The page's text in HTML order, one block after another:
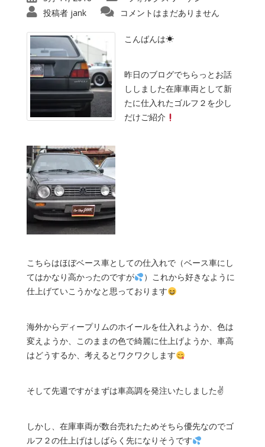
投稿者 jank コメントはまだありません
こんばんは☀
昨日のブログでちらっとお話
ししました在庫車両として新
たに仕入れたゴルフ２を少し
だけご紹介
こちらはほぼベース車としての仕入れで（ベース車にし
てはかなり高かったのですが
）これから好きなように
仕上げていこうかなと思っております
海外からディープリムのホイールを仕入れようか、色は
変えようか、このままの色で綺麗に仕上げようか、車高
はどうするか、考えるとワクワクします
そして先週ですがまずは車高調を発注いたしました✌
しかし、在庫車両が数台売れたためそちら優先なのでゴ
ルフ２の仕上げはしばらく先になりそうです